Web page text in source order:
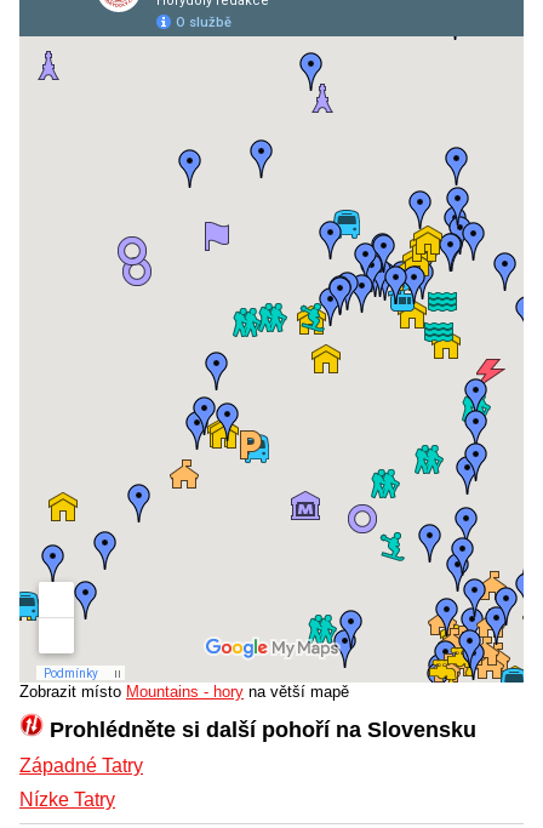
Zobrazit místo Mountains - hory na větší mapě
Prohlédněte si další pohoří na Slovensku
Západné Tatry
Nízke Tatry